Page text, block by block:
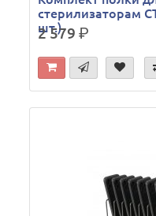
стерилизаторам
шт.)
2 579р.